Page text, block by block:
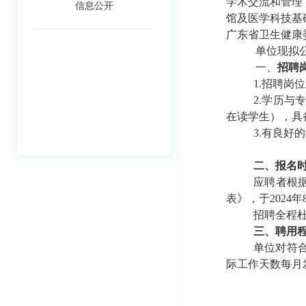
信息公开
馆及医学科技
广东省卫生健
单位现拟
一、 招聘
1.招聘岗
2.学历与
在读学生），
3.有良好
二、报名
应聘者根
表》， 于2024
招聘全程
三、聘用
单位对符
际工作天数每